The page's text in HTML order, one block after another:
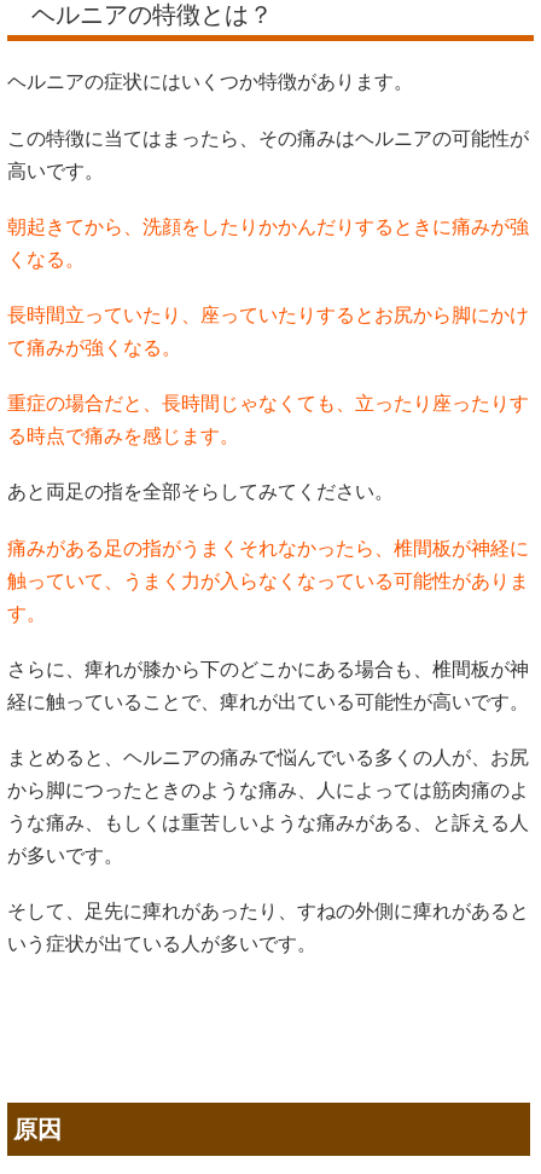
ヘルニアの特徴とは？
ヘルニアの症状にはいくつか特徴があります。
この特徴に当てはまったら、その痛みはヘルニアの可能性が
高いです。
朝起きてから、洗顔をしたりかかんだりするときに痛みが強
くなる。
長時間立っていたり、座っていたりするとお尻から脚にかけ
て痛みが強くなる。
重症の場合だと、長時間じゃなくても、立ったり座ったりす
る時点で痛みを感じます。
あと両足の指を全部そらしてみてください。
痛みがある足の指がうまくそれなかったら、椎間板が神経に
触っていて、うまく力が入らなくなっている可能性がありま
す。
さらに、痺れが膝から下のどこかにある場合も、椎間板が神
経に触っていることで、痺れが出ている可能性が高いです。
まとめると、ヘルニアの痛みで悩んでいる多くの人が、お尻
から脚につったときのような痛み、人によっては筋肉痛のよ
うな痛み、もしくは重苦しいような痛みがある、と訴える人
が多いです。
そして、足先に痺れがあったり、すねの外側に痺れがあると
いう症状が出ている人が多いです。
原因